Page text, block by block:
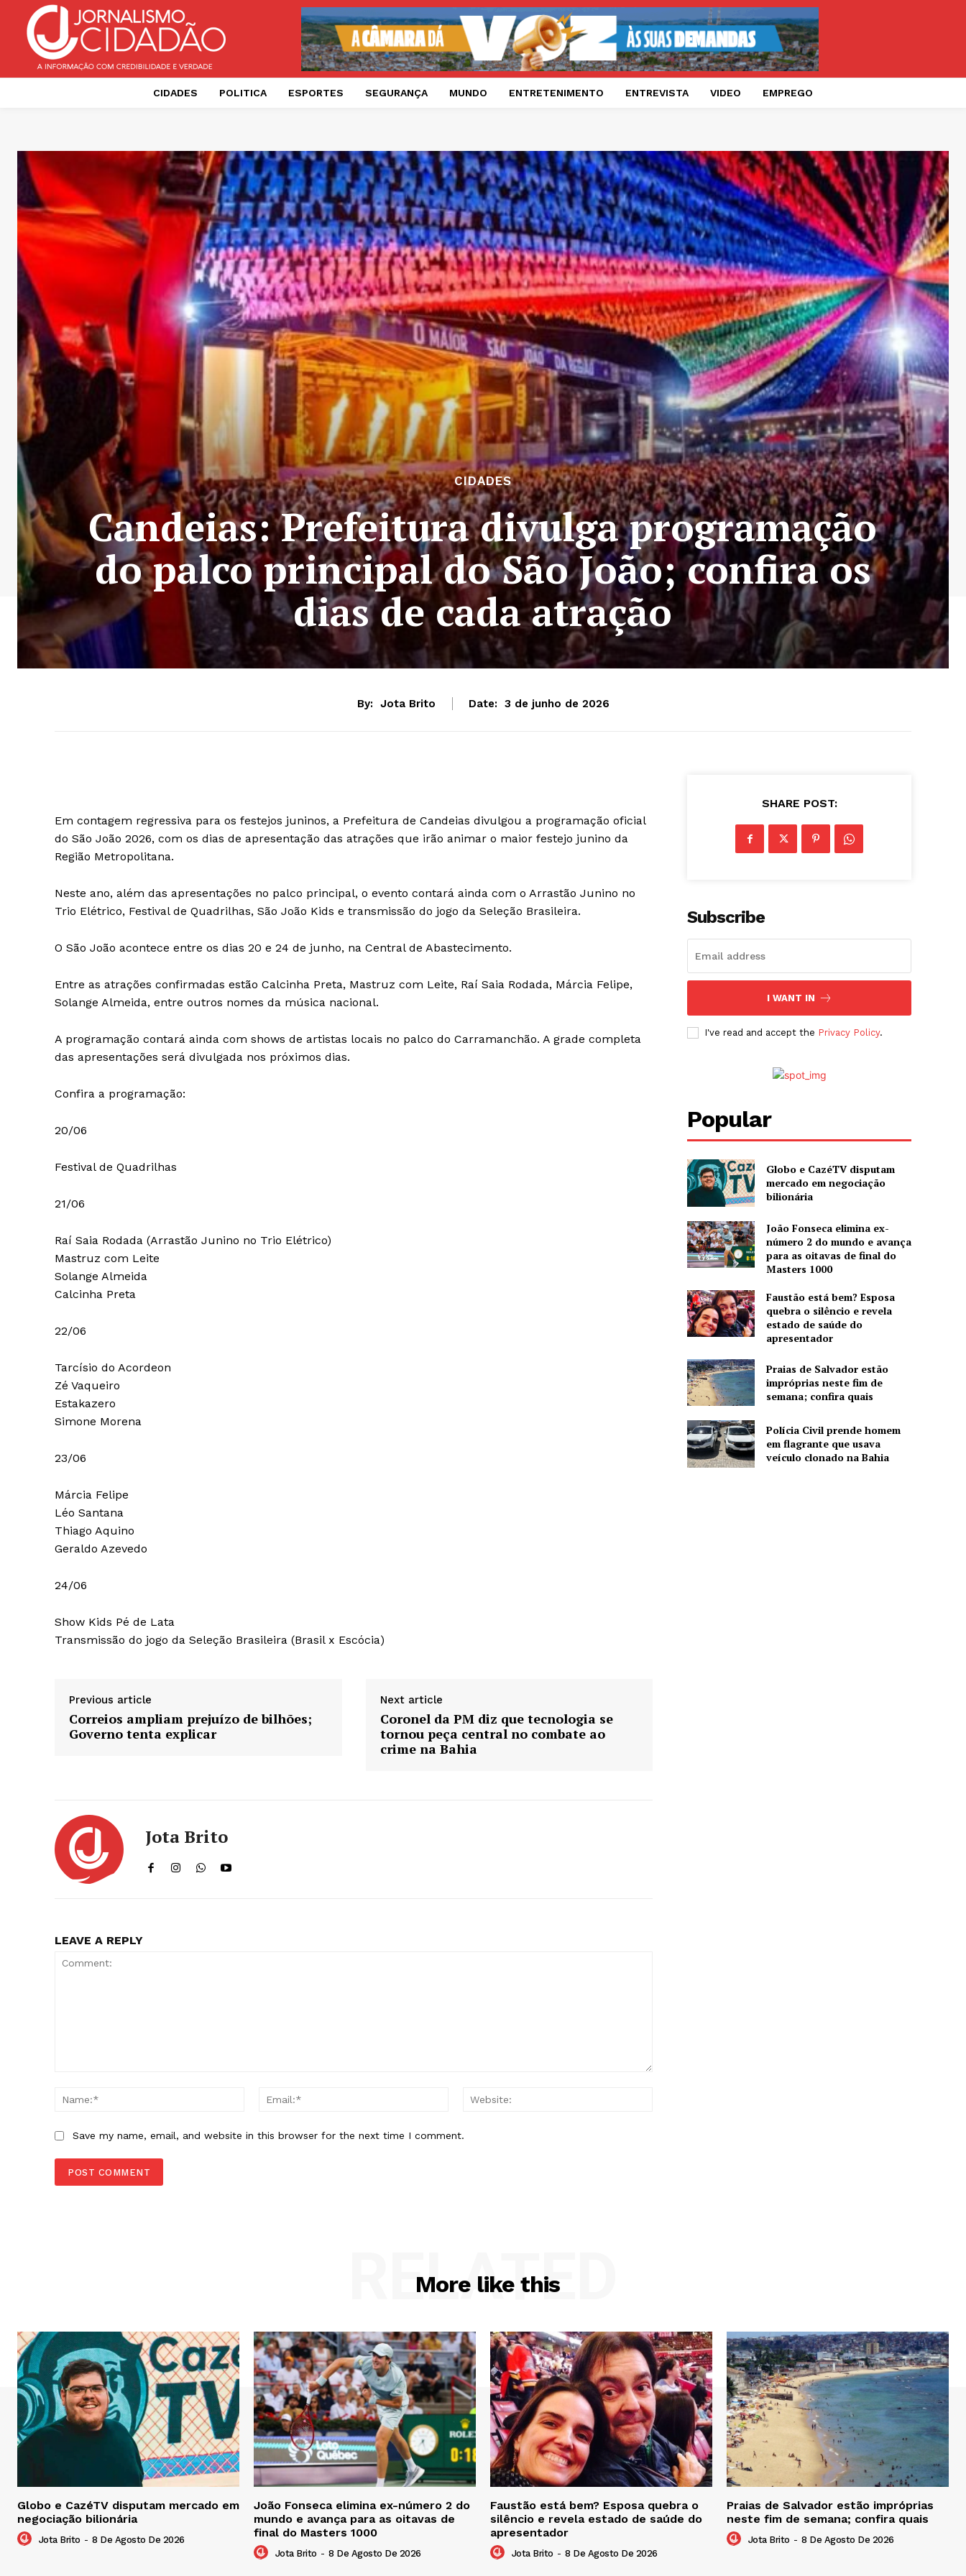
CIDADES POLITICA ESPORTES SEGURANÇA MUNDO ENTRETENIMENTO ENTREVISTA VIDEO EMPREGO
CIDADES
Candeias: Prefeitura divulga programação
do palco principal do São João; confira os
dias de cada atração
By: Jota Brito Date: 3 de junho de 2026
Em contagem regressiva para os festejos juninos, a Prefeitura de Candeias divulgou a programação oficial
do São João 2026, com os dias de apresentação das atrações que irão animar o maior festejo junino da
Região Metropolitana.
Neste ano, além das apresentações no palco principal, o evento contará ainda com o Arrastão Junino no
Trio Elétrico, Festival de Quadrilhas, São João Kids e transmissão do jogo da Seleção Brasileira.
O São João acontece entre os dias 20 e 24 de junho, na Central de Abastecimento.
Entre as atrações confirmadas estão Calcinha Preta, Mastruz com Leite, Raí Saia Rodada, Márcia Felipe,
Solange Almeida, entre outros nomes da música nacional.
A programação contará ainda com shows de artistas locais no palco do Carramanchão. A grade completa
das apresentações será divulgada nos próximos dias.
Confira a programação:
20/06
Festival de Quadrilhas
21/06
Raí Saia Rodada (Arrastão Junino no Trio Elétrico)
Mastruz com Leite
Solange Almeida
Calcinha Preta
22/06
Tarcísio do Acordeon
Zé Vaqueiro
Estakazero
Simone Morena
23/06
Márcia Felipe
Léo Santana
Thiago Aquino
Geraldo Azevedo
24/06
Show Kids Pé de Lata
Transmissão do jogo da Seleção Brasileira (Brasil x Escócia)
Previous article
Correios ampliam prejuízo de bilhões;
Governo tenta explicar
Next article
Coronel da PM diz que tecnologia se
tornou peça central no combate ao
crime na Bahia
Jota Brito
LEAVE A REPLY
Name:*
Email:*
Save my name, email, and website in this browser for the next time I comment.
SHARE POST:
Subscribe
I WANT IN
I've read and accept the Privacy Policy.
Popular
Globo e CazéTV disputam
mercado em negociação
bilionária
João Fonseca elimina ex-
número 2 do mundo e avança
para as oitavas de final do
Masters 1000
Faustão está bem? Esposa
quebra o silêncio e revela
estado de saúde do
apresentador
Praias de Salvador estão
impróprias neste fim de
semana; confira quais
Polícia Civil prende homem
em flagrante que usava
veículo clonado na Bahia
More like this
RELATED
Globo e CazéTV disputam mercado em
negociação bilionária
Jota Brito - 8 De Agosto De 2026
João Fonseca elimina ex-número 2 do
mundo e avança para as oitavas de
final do Masters 1000
Jota Brito - 8 De Agosto De 2026
Faustão está bem? Esposa quebra o
silêncio e revela estado de saúde do
apresentador
Jota Brito - 8 De Agosto De 2026
Praias de Salvador estão impróprias
neste fim de semana; confira quais
Jota Brito - 8 De Agosto De 2026